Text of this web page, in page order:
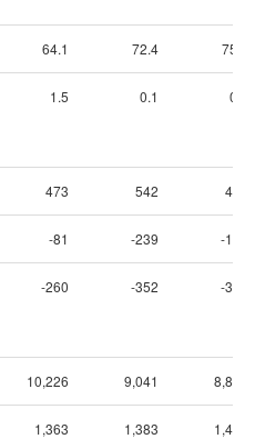
64.1 72.4 75.3
1.5 0.1 0.1
473 542 472
-81 -239 -181
-260 -352 -314
10,226 9,041 8,886
1,363 1,383 1,412